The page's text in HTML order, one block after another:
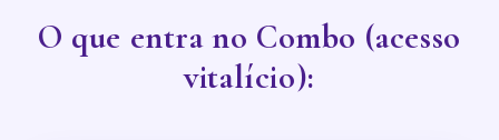
O que entra no Combo (acesso
vitalício):